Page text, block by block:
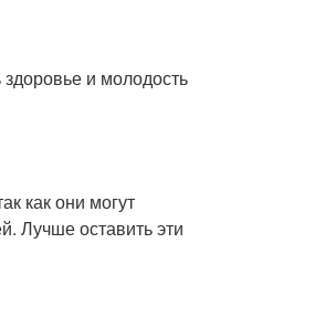
и молодость
как они могут
Лучше оставить эти